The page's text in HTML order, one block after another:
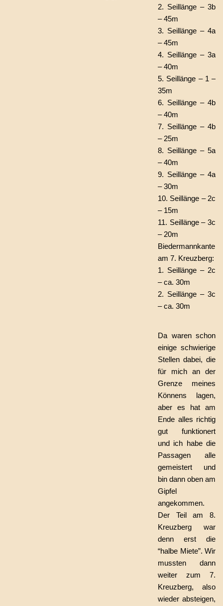
2. Seillänge – 3b
– 45m
3. Seillänge – 4a
– 45m
4. Seillänge – 3a
–40m
5. Seillänge – 1 –
35m
6. Seillänge – 4b
– 40m
7. Seillänge – 4b
– 25m
8. Seillänge – 5a
–40m
9. Seillänge – 4a
– 30m
10. Seillänge – 2c
–15m
11. Seillänge – 3c
– 20m
Biedermannkante
am 7. Kreuzberg:
1. Seillänge – 2c
– ca. 30m
2. Seillänge – 3c
– ca. 30m
Da waren schon
einige schwierige
Stellen dabei, die
für mich an der
Grenze meines
Könnens lagen,
aber es hat am
Ende alles richtig
gut funktionert
und ich habe die
Passagen alle
gemeistert und
bin dann oben am
Gipfel
angekommen.
Der Teil am 8.
Kreuzberg war
denn erst die
“halbe Miete”. Wir
mussten dann
weiter zum 7.
Kreuzberg, also
wieder absteigen,